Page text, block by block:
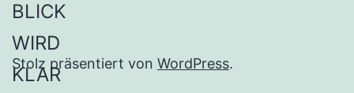
Stolz präsentiert von WordPress.